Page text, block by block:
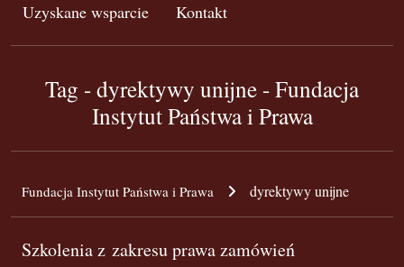
Uzyskane wsparcie
Kontakt
Tag - dyrektywy unijne - Fundacja
Instytut Państwa i Prawa
Fundacja Instytut Państwa i Prawa dyrektywy unijne
Szkolenia z zakresu prawa zamówień